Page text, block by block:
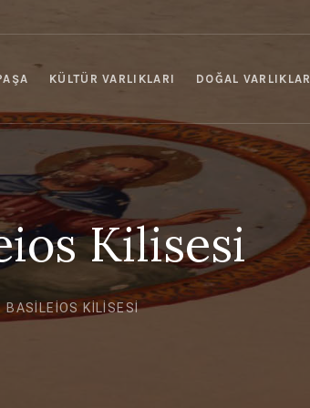
KÜLTÜR VARLIKLARI DOĞAL VARLIKLAR
Kilisesi
BASILEIOS KILISESI